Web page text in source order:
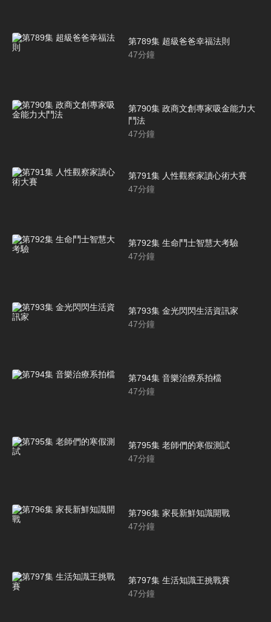
第789集 超級爸爸幸福法則
47分鐘
第790集 政商文創專家吸金能力大
鬥法
47分鐘
第791集 人性觀察家讀心術大賽
47分鐘
第792集 生命鬥士智慧大考驗
47分鐘
第793集 金光閃閃生活資訊家
47分鐘
第794集 音樂治療系拍檔
47分鐘
第795集 老師們的寒假測試
47分鐘
第796集 家長新鮮知識開戰
47分鐘
第797集 生活知識王挑戰賽
47分鐘